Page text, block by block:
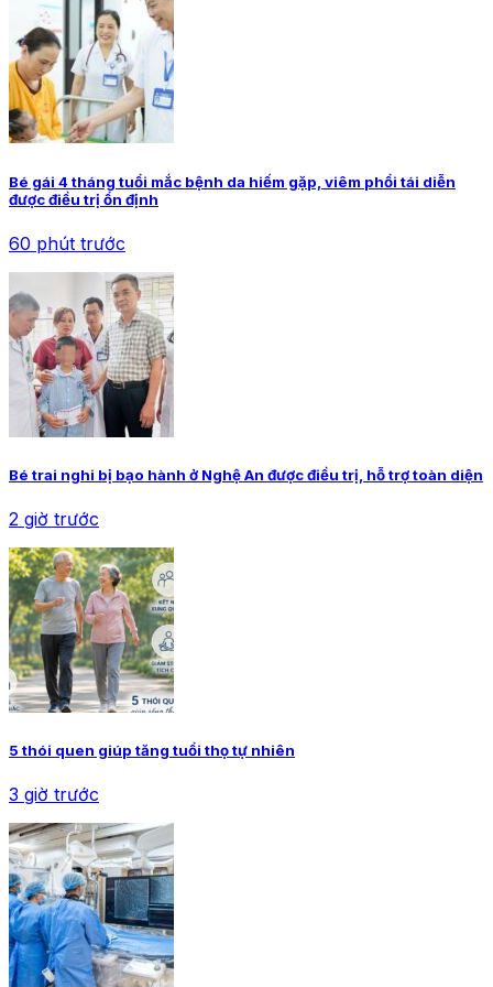
Bé gái 4 tháng tuổi mắc bệnh da hiếm gặp, viêm phổi tái diễn
được điều trị ổn định
60 phút trước
Bé trai nghi bị bạo hành ở Nghệ An được điều trị, hỗ trợ toàn diện
2 giờ trước
5 thói quen giúp tăng tuổi thọ tự nhiên
3 giờ trước